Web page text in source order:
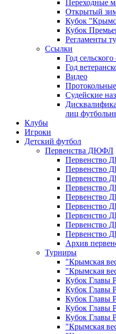
Переходные
Открытый
Кубок
Кубок
Регламенты
Ссылки
Год
Год
Видео
Судейские
лиц
Клубы
Игроки
Детский футбол
Первенства ДЮФЛ
Первенство
Первенство
Первенство
Первенство
Первенство
Первенство
Первенство
Первенство
Первенство
Архив
Турниры
"Крымская
"Крымская
Кубок Главы
Кубок Главы
Кубок Главы
Кубок Главы
Кубок Главы
"Крымская